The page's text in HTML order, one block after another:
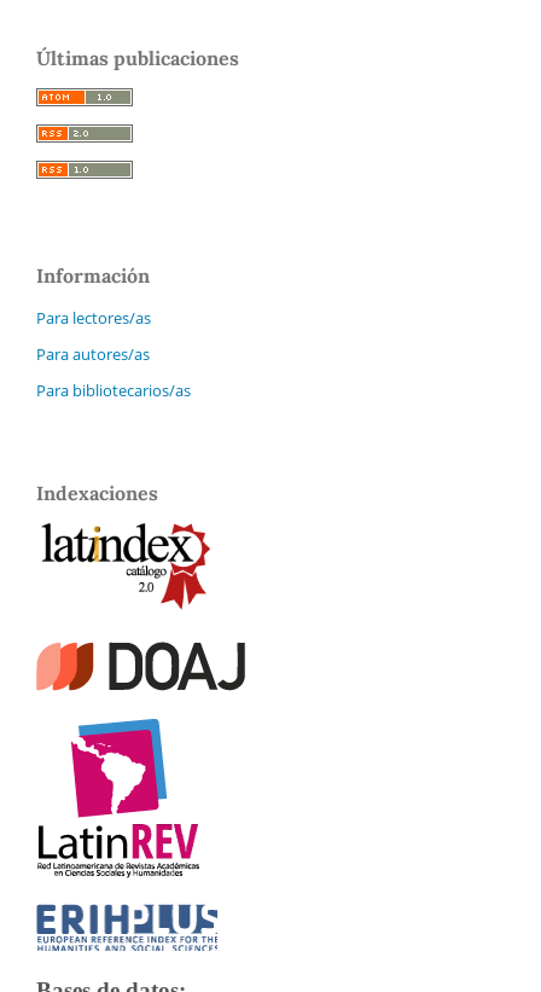
Últimas publicaciones
Información
Para lectores/as
Para autores/as
Para bibliotecarios/as
Indexaciones